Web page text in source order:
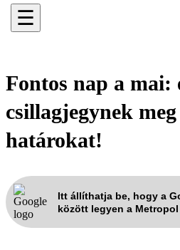
☰
Fontos nap a mai:
csillagjegynek
határokat!
Itt állíthatja be, hogy a
között legyen a Metropol